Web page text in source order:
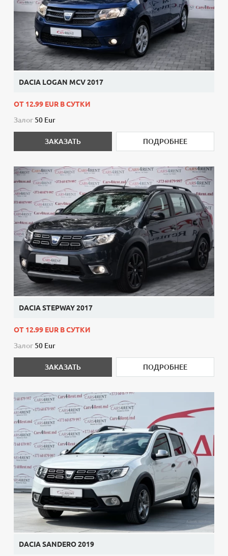
DACIA LOGAN MCV 2017
ОТ 12.99 EUR В СУТКИ
Залог 50 Eur
ЗАКАЗАТЬ ПОДРОБНЕЕ
DACIA STEPWAY 2017
ОТ 12.99 EUR В СУТКИ
Залог 50 Eur
ЗАКАЗАТЬ ПОДРОБНЕЕ
DACIA SANDERO 2019